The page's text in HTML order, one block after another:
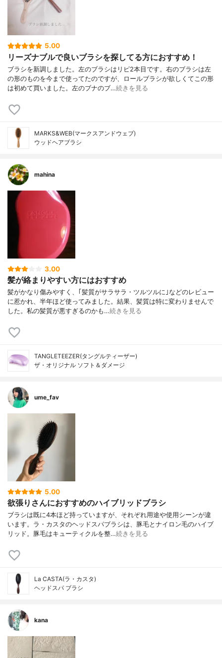
5.00
リーズナブルで良いブラシを探してる方におすすめ！
ブラシを新調しました。左のブラシはリピ2本目です。右のブラシは左
の形のものを今まで使ってたのですが、ロールブラシが欲しくてこの形
は初めて買いました。左のブナのブ…続きを見る
MARKS&WEB(マークスアンドウェブ)
ウッドヘアブラシ
mahina
3.00
髪が絡まりやすい方にはおすすめ
髪がかなり傷みやすく、｢髪質がサラサラ・ツルツルに｣などのレビュー
に惹かれ、半年ほど使ってみました。結果、髪質は特に変わりませんで
した。私の髪質が悪すぎるのかも…続きを見る
TANGLETEEZER(タングルティーザー)
ザ・オリジナル ソフト＆ダメージ
ume_fav
5.00
欲張りさんにおすすめのハイブリッドブラシ
ブラシは既に4本ほど持っていますが、それぞれ用途や使用シーンが違
います。ラ・カスタのヘッドスパブラシは、豚毛とナイロン毛のハイブ
リッド。豚毛はキューティクルを整…続きを見る
La CASTA(ラ・カスタ)
ヘッドスパ ブラシ
kana